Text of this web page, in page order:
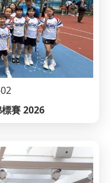
賽 2026